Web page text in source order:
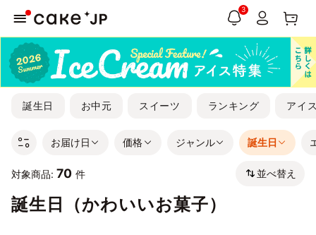
3
誕生日 お中元 スイーツ ランキング アイ
お届け日 価格 ジャンル 誕生日
対象商品: 70 件 並べ替え
誕生日（かわいいお菓子）